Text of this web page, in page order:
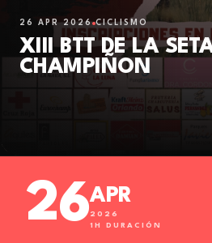
26 APR 2026 CICLISMO
XIII BTT DE LA
CHAMPIÑON
26APR
2026
1H DURACIÓN